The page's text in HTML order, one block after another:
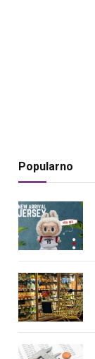
Popularno